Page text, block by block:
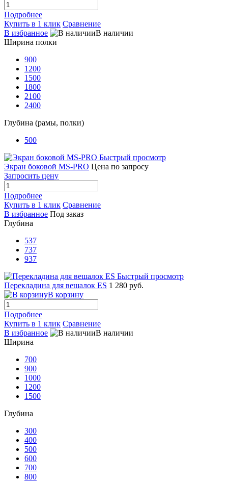
Подробнее
Купить в 1 клик Сравнение
В избранное
В наличии
Ширина полки
900
1200
1500
1800
2100
2400
Глубина (рамы, полки)
500
Быстрый просмотр
Экран боковой MS-PRO Цена по запросу
Запросить цену
Подробнее
Купить в 1 клик Сравнение
В избранное Под заказ
Глубина
537
737
937
Быстрый просмотр
Перекладина для вешалок ES 1 280 руб.
В корзину
Подробнее
Купить в 1 клик Сравнение
В избранное
В наличии
Ширина
700
900
1000
1200
1500
Глубина
300
400
500
600
700
800